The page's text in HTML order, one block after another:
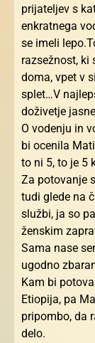
prijateljev s
enkratnega
se imeli
razsežnost, ki
doma, vpet v
splet…V
doživetje
O vodenju in
bi ocenila
to ni 5, to je 5
Za potovanje
tudi glede na
službi, ja so
ženskim
Sama nase
ugodno
Kam bi
Etiopija, pa
pripombo, da
delo.